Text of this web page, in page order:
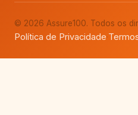
© 2026 Assure100. Todos os
Política de Privacidade·